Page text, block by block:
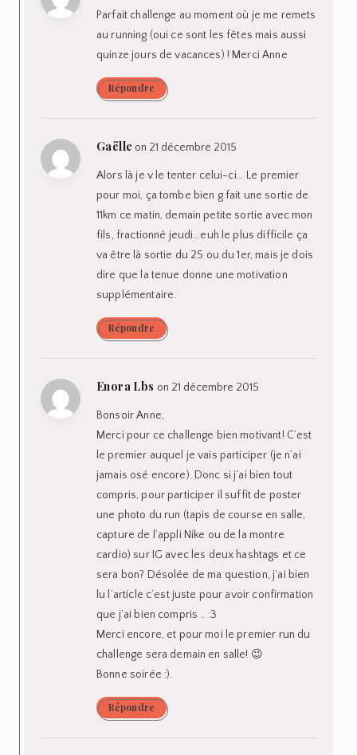
Parfait challenge au moment où je me remets
au running (oui ce sont les fêtes mais aussi
quinze jours de vacances) ! Merci Anne
Répondre
Gaëlle on 21 décembre 2015
Alors là je v le tenter celui-ci… Le premier
pour moi, ça tombe bien g fait une sortie de
11km ce matin, demain petite sortie avec mon
fils, fractionné jeudi…euh le plus difficile ça
va être là sortie du 25 ou du 1er, mais je dois
dire que la tenue donne une motivation
supplémentaire.
Répondre
Enora Lbs on 21 décembre 2015
Bonsoir Anne,
Merci pour ce challenge bien motivant! C’est
le premier auquel je vais participer (je n’ai
jamais osé encore). Donc si j’ai bien tout
compris, pour participer il suffit de poster
une photo du run (tapis de course en salle,
capture de l’appli Nike ou de la montre
cardio) sur IG avec les deux hashtags et ce
sera bon? Désolée de ma question, j’ai bien
lu l’article c’est juste pour avoir confirmation
que j’ai bien compris .. :3
Merci encore, et pour moi le premier run du
challenge sera demain en salle! 😉
Bonne soirée :).
Répondre